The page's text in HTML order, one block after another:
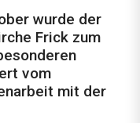
wurde der
Frick zum
vom
mit der